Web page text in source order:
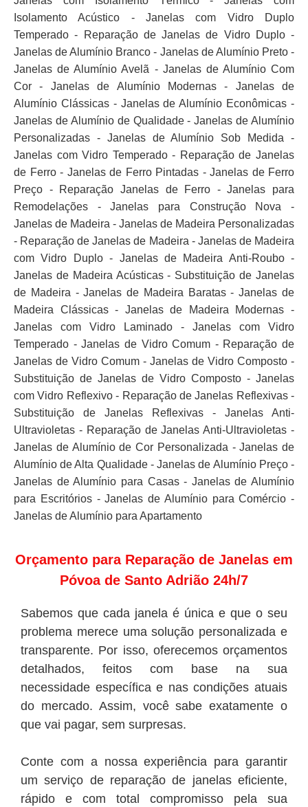
Isolamento Acústico - Janelas com Vidro Duplo
Temperado - Reparação de Janelas de Vidro Duplo -
Janelas de Alumínio Branco - Janelas de Alumínio Preto -
Janelas de Alumínio Avelã - Janelas de Alumínio Com
Cor - Janelas de Alumínio Modernas - Janelas de
Alumínio Clássicas - Janelas de Alumínio Econômicas -
Janelas de Alumínio de Qualidade - Janelas de Alumínio
Personalizadas - Janelas de Alumínio Sob Medida -
Janelas com Vidro Temperado - Reparação de Janelas
de Ferro - Janelas de Ferro Pintadas - Janelas de Ferro
Preço - Reparação Janelas de Ferro - Janelas para
Remodelações - Janelas para Construção Nova -
Janelas de Madeira - Janelas de Madeira Personalizadas
- Reparação de Janelas de Madeira - Janelas de Madeira
com Vidro Duplo - Janelas de Madeira Anti-Roubo -
Janelas de Madeira Acústicas - Substituição de Janelas
de Madeira - Janelas de Madeira Baratas - Janelas de
Madeira Clássicas - Janelas de Madeira Modernas -
Janelas com Vidro Laminado - Janelas com Vidro
Temperado - Janelas de Vidro Comum - Reparação de
Janelas de Vidro Comum - Janelas de Vidro Composto -
Substituição de Janelas de Vidro Composto - Janelas
com Vidro Reflexivo - Reparação de Janelas Reflexivas -
Substituição de Janelas Reflexivas - Janelas Anti-
Ultravioletas - Reparação de Janelas Anti-Ultravioletas -
Janelas de Alumínio de Cor Personalizada - Janelas de
Alumínio de Alta Qualidade - Janelas de Alumínio Preço -
Janelas de Alumínio para Casas - Janelas de Alumínio
para Escritórios - Janelas de Alumínio para Comércio -
Janelas de Alumínio para Apartamento
Orçamento para Reparação de Janelas em
Póvoa de Santo Adrião 24h/7
Sabemos que cada janela é única e que o seu
problema merece uma solução personalizada e
transparente. Por isso, oferecemos orçamentos
detalhados, feitos com base na sua
necessidade específica e nas condições atuais
do mercado. Assim, você sabe exatamente o
que vai pagar, sem surpresas.
Conte com a nossa experiência para garantir
um serviço de reparação de janelas eficiente,
rápido e com total compromisso pela sua